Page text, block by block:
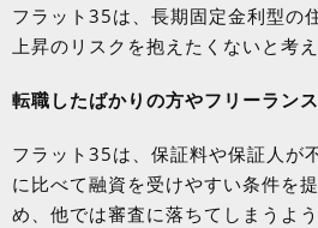
フラット 35は、長期固定金利型の
上昇のリスクを抱えたくないと考
転職したばかりの方やフリーラン
フラット 35は、保証料や保証人が
に比べて融資を受けやすい条件を
め、他では審査に落ちてしまうよ